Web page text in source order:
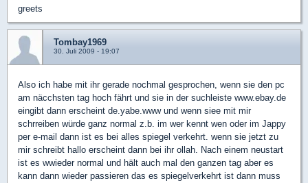
greets
Tombay1969
30. Juli 2009 - 19:07
Also ich habe mit ihr gerade nochmal gesprochen, wenn sie den pc
am näcchsten tag hoch fährt und sie in der suchleiste www.ebay.de
eingibt dann erscheint de.yabe.www und wenn siee mit mir
schrreiben würde ganz normal z.b. im wer kennt wen oder im Jappy
per e-mail dann ist es bei alles spiegel verkehrt. wenn sie jetzt zu
mir schreibt hallo erscheint dann bei ihr ollah. Nach einem neustart
ist es wwieder normal und hält auch mal den ganzen tag aber es
kann dann wieder passieren das es spiegelverkehrt ist dann muss